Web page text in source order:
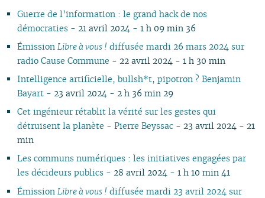
Guerre de l’information : le grand hack de nos
démocraties - 21 avril 2024 - 1 h 09 min 36
Émission Libre à vous ! diffusée mardi 26 mars 2024 sur
radio Cause Commune - 22 avril 2024 - 1 h 30 min
Intelligence artificielle, bullsh*t, pipotron ? Benjamin
Bayart- 23 avril 2024 - 2 h 36 min 29
Cet ingénieur rétablit la vérité sur les gestes qui
détruisent la planète - Pierre Beyssac- 23 avril 2024 - 21
min
Les communs numériques : les initiatives engagées par
les décideurs publics- 28 avril 2024 - 1 h 10 min 41
Émission Libre à vous ! diffusée mardi 23 avril 2024 sur